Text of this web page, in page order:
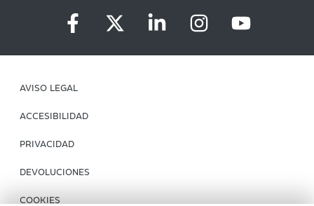
AVISO LEGAL
ACCESIBILIDAD
PRIVACIDAD
DEVOLUCIONES
COOKIES